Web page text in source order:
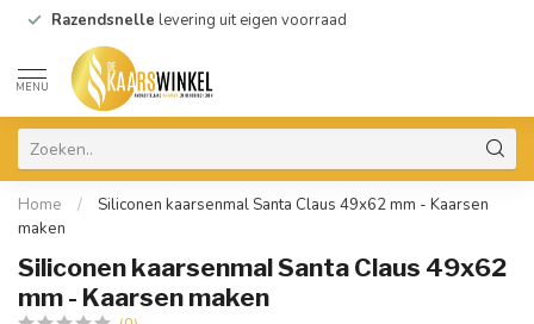
Razendsnelle levering uit eigen voorraad
MENU
Home /
Siliconen kaarsenmal Santa Claus 49x62 mm - Kaarsen
maken
Siliconen kaarsenmal Santa Claus 49x62
mm - Kaarsen maken